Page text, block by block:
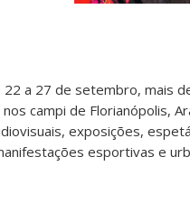
22 a 27 de setembro, mais
campi de Florianópolis,
exposições,
esportivas e